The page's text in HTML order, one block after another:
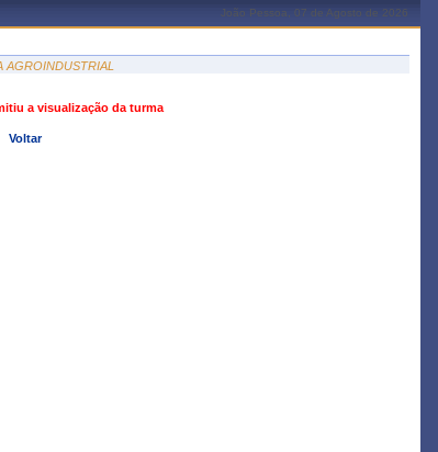
João Pessoa, 07 de Agosto de 2026
AGROINDUSTRIAL
a visualização da turma
Voltar